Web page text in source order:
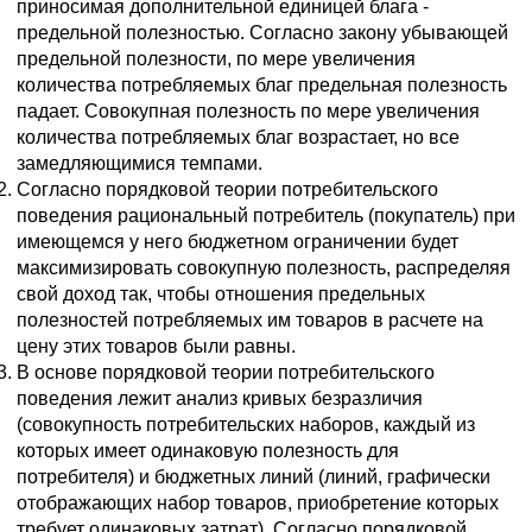
приносимая дополнительной единицей блага -
предельной полезностью. Согласно закону убывающей
предельной полезности, по мере увеличения
количества потребляемых благ предельная полезность
падает. Совокупная полезность по мере увеличения
количества потребляемых благ возрастает, но все
замедляющимися темпами.
Согласно порядковой теории потребительского
поведения рациональный потребитель (покупатель) при
имеющемся у него бюджетном ограничении будет
максимизировать совокупную полезность, распределяя
свой доход так, чтобы отношения предельных
полезностей потребляемых им товаров в расчете на
цену этих товаров были равны.
В основе порядковой теории потребительского
поведения лежит анализ кривых безразличия
(совокупность потребительских наборов, каждый из
которых имеет одинаковую полезность для
потребителя) и бюджетных линий (линий, графически
отображающих набор товаров, приобретение которых